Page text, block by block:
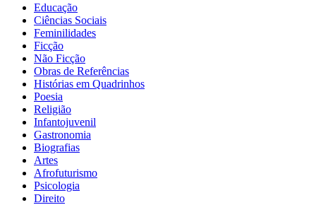
Educação
Ciências Sociais
Feminilidades
Ficção
Não Ficção
Obras de Referências
Histórias em Quadrinhos
Poesia
Religião
Infantojuvenil
Gastronomia
Biografias
Artes
Afrofuturismo
Psicologia
Direito